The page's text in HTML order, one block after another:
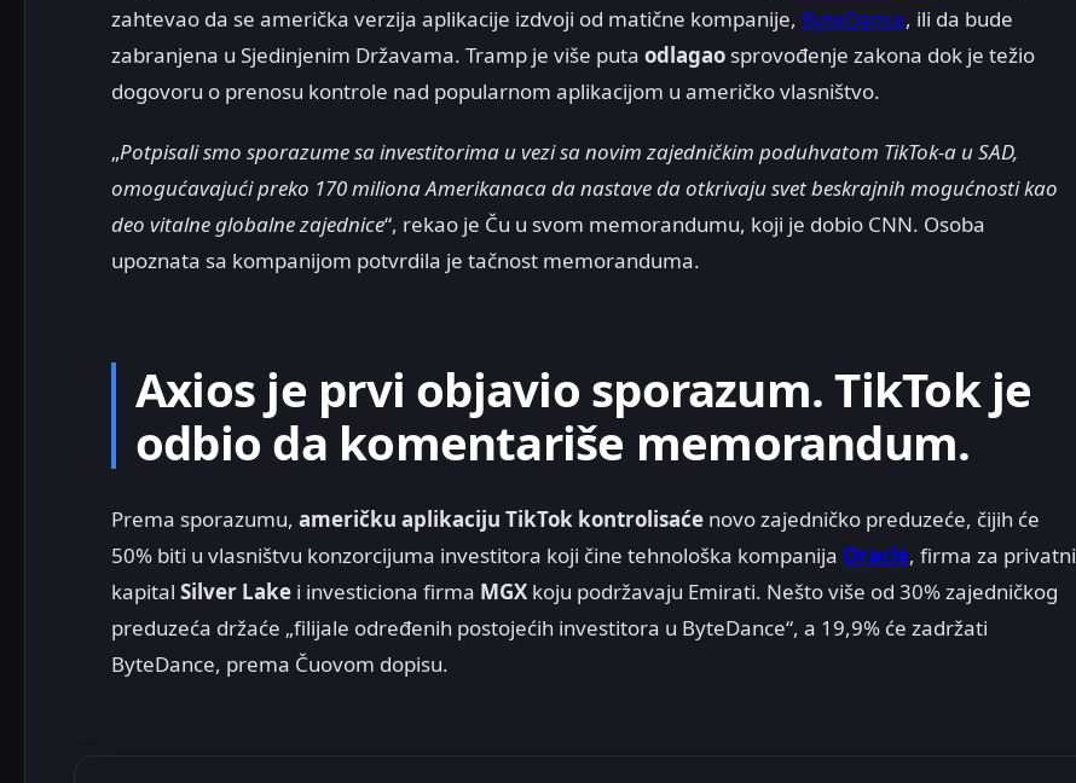
zahtevao da se američka verzija aplikacije izdvoji od matične kompanije, ByteDance, ili da bude
zabranjena u Sjedinjenim Državama. Tramp je više puta odlagao sprovođenje zakona dok je težio
dogovoru o prenosu kontrole nad popularnom aplikacijom u američko vlasništvo.
„Potpisali smo sporazume sa investitorima u vezi sa novim zajedničkim poduhvatom TikTok-a u SAD,
omogućavajući preko 170 miliona Amerikanaca da nastave da otkrivaju svet beskrajnih mogućnosti kao
deo vitalne globalne zajednice“, rekao je Ču u svom memorandumu, koji je dobio CNN. Osoba
upoznata sa kompanijom potvrdila je tačnost memoranduma.
Axios je prvi objavio sporazum. TikTok je
odbio da komentariše memorandum.
Prema sporazumu, američku aplikaciju TikTok kontrolisaće novo zajedničko preduzeće, čijih će
50% biti u vlasništvu konzorcijuma investitora koji čine tehnološka kompanija Oracle, firma za privatni
kapital Silver Lake i investiciona firma MGX koju podržavaju Emirati. Nešto više od 30% zajedničkog
preduzeća držaće „filijale određenih postojećih investitora u ByteDance“, a 19,9% će zadržati
ByteDance, prema Čuovom dopisu.